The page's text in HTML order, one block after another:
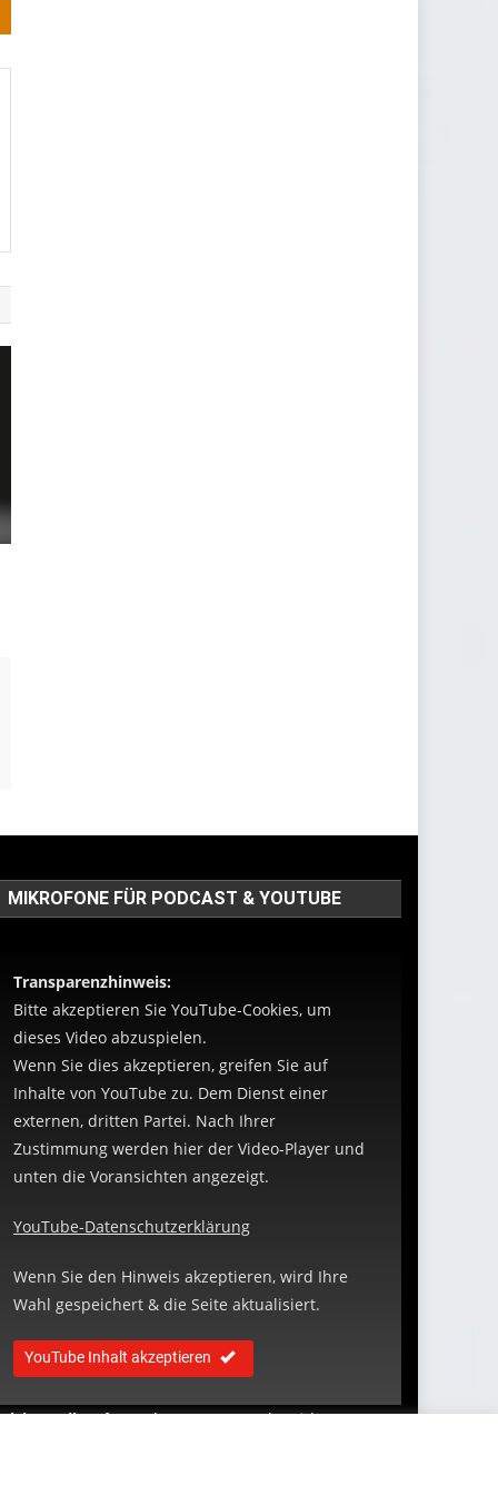
MIKROFONE FÜR PODCAST & YOUTUBE
Transparenzhinweis:
Bitte akzeptieren Sie YouTube-Cookies, um
dieses Video abzuspielen.
Wenn Sie dies akzeptieren, greifen Sie auf
Inhalte von YouTube zu. Dem Dienst einer
externen, dritten Partei. Nach Ihrer
Zustimmung werden hier der Video-Player und
unten die Voransichten angezeigt.
YouTube-Datenschutzerklärung
Wenn Sie den Hinweis akzeptieren, wird Ihre
Wahl gespeichert & die Seite aktualisiert.
YouTube Inhalt akzeptieren
Mikrofür Podcasts- & YouTube Videos?
oder Kleinmembran? Richtmikrofon, Kugel,